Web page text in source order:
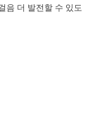
음 더 발전할 수 있도